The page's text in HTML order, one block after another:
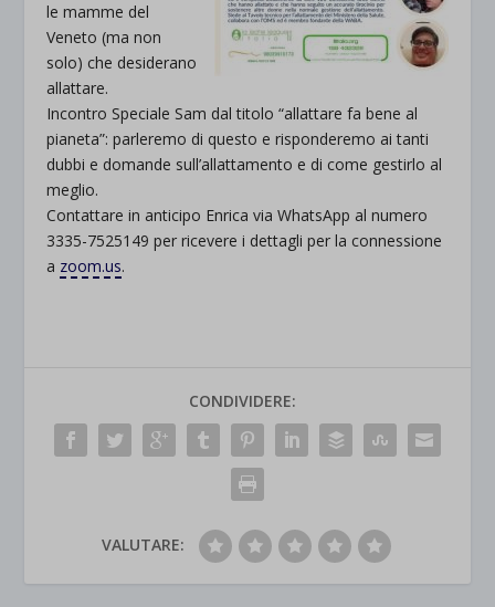
le mamme del
Veneto (ma non
solo) che desiderano
allattare.
Incontro Speciale Sam dal titolo “allattare fa bene al
pianeta”: parleremo di questo e risponderemo ai tanti
dubbi e domande sull’allattamento e di come gestirlo al
meglio.
Contattare in anticipo Enrica via WhatsApp al numero
3335-7525149 per ricevere i dettagli per la connessione
a zoom.us.
CONDIVIDERE:
VALUTARE: